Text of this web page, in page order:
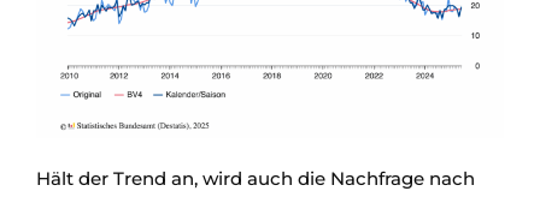
Hält der Trend an, wird auch die Nachfrage nach